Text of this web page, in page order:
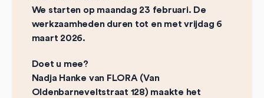
We starten op maandag 23 februari. De
werkzaamheden duren tot en met vrijdag 6
maart 2026.
Doet u mee?
Nadja Hanke van FLORA (Van
Oldenbarneveltstraat 128) maakte het